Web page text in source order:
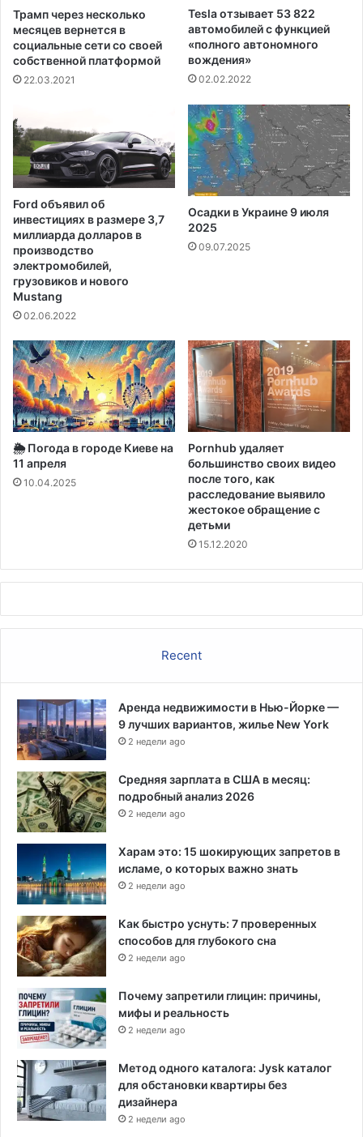
ю
Й
о
а
в
с
е
щ
е
к
р
ы
т
а
д
м
и
н
и
с
т
р
й
К
о
з
а
к
р
ы
е
и
о
т
р
т
ы
е
с
о
р
а
н
и
я
п
о
м
е
с
т
л
у
ч
а
е
в
з
а
о
л
в
а
и
о
о
н
а
в
Трамп через несколько
месяцев вернется в
социальные сети со своей
собственной платформой
22.03.2021
Tesla отзывает 53 822
автомобилей с функцией
«полного автономного
вождения»
02.02.2022
Ford объявил об
инвестициях в размере 3,7
миллиарда долларов в
производство
электромобилей,
грузовиков и нового
Mustang
02.06.2022
Осадки в Украине 9 июля
2025
09.07.2025
🌦️ Погода в городе Киеве на
11 апреля
10.04.2025
Pornhub удаляет
большинство своих видео
после того, как
расследование выявило
жестокое обращение с
детьми
15.12.2020
Recent
Аренда недвижимости в Нью-Йорке —
9 лучших вариантов, жилье New York
2 недели ago
Средняя зарплата в США в месяц:
подробный анализ 2026
2 недели ago
Харам это: 15 шокирующих запретов в
исламе, о которых важно знать
2 недели ago
Как быстро уснуть: 7 проверенных
способов для глубокого сна
2 недели ago
Почему запретили глицин: причины,
мифы и реальность
2 недели ago
Метод одного каталога: Jysk каталог
для обстановки квартиры без
дизайнера
2 недели ago